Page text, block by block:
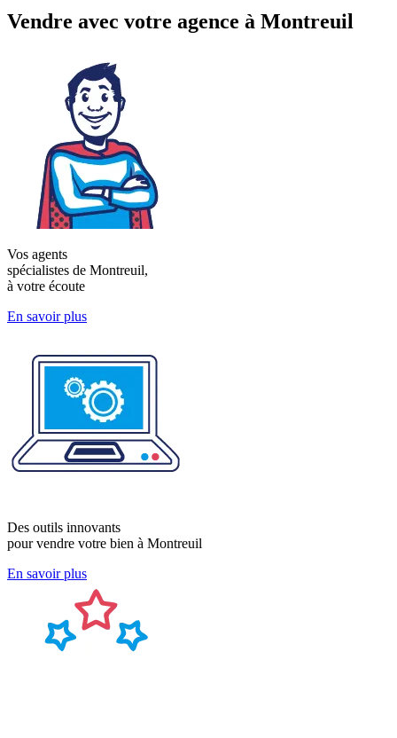
Vendre avec votre agence à Montreuil
Vos agents
spécialistes de Montreuil,
à votre écoute
En savoir plus
Des outils innovants
pour vendre votre bien à Montreuil
En savoir plus